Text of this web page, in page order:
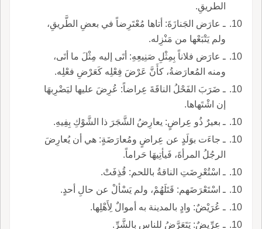
الطريقِ.
ـ عارَض الجَنازَةَ: أتاها مُعْتَرِضاً في بعضِ الطَّريقِ،
ولم يَتْبَعْها من مَنْزِله.
ـ عارَض فلاناً بِمِثْلِ صَنِيعِهِ: أتَى إليه مِثْلَ ما أتَى،
ومنه المُعارَضةُ، كأَنَّ عَرْضَ فِعْلِه كَعَرْضِ فعْلِه.
ـ ضَرَبَ الفَحْلُ الناقَةَ عِراضاً: عُرِضَ عليها ليَضْرِبهَا
إن اشْتَهاها.
ـ بعيرٌ ذُو عِراضٍ: يعارِضُ الشَّجَرَ ذا الشَّوْكِ بِفِيهِ.
ـ جاءَت بوَلَدٍ عن عِراضٍ ومُعارَضَةٍ: هي أن يُعارِضَ
الرجُلُ المرأةَ، فَيأتِيهَا حَراماً.
ـ اسْتُعْرِضَتِ الناقةُ باللحم: قُذِفَتْ.
ـ اسْتَعْرَضَهم: قَتَلَهُمْ، ولم يَسْألْ عن حالِ أحدٍ.
ـ عُرَيْضٌ: وادٍ بالمدينة به أموالٌ لِأَهْلِها.
ـ عِرِّيضٌ: يَتَعَرَّضُ للناسِ بالشَّرِّ.